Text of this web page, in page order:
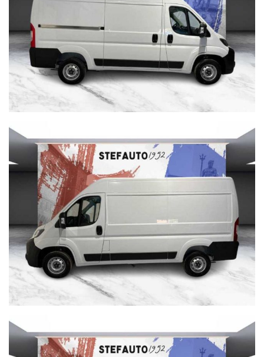
servizio navetta gratuito dalla stazione centrale di Bologna
Per info su questa vettura contattare
AUTOPIU’ CONCESSIONARIA CITROEN
PIAZZA VII NOVEMBRE 1944 , 8 40128 BOLOGNA
Tel. 051 558408
inserzioni@autopiu.net
conformità relative ad equipaggiamento, omologazioni anti
inquinamento, accessori, ecc. pubblicate nei diversi portali.
Dette informazioni che non rappresentano in alcun modo
un impegno contrattuale in quanto non ci è possibile
intervenire su eventuali errori di stampa.